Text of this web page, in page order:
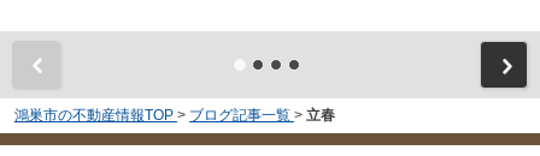
鴻巣市の不動産情報TOP > ブログ記事一覧 > 立春